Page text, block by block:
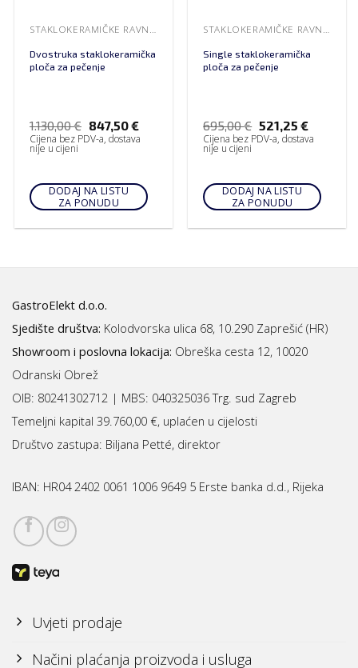
Dvostruka staklokeramička
ploča za pečenje
1.130,00€ 847,50€
Cijena bez PDV-a, dostava
nije u cijeni
DODAJ NA LISTU
ZA PONUDU
Single staklokeramička
ploča za pečenje
695,00€ 521,25 €
Cijena bez PDV-a, dostava
nije u cijeni
DODAJ NA LISTU
ZA PONUDU
GastroElekt d.o.o.
Sjedište društva: Kolodvorska ulica 68, 10.290 Zaprešić (HR)
Showroom i poslovna lokacija: Obreška cesta 12, 10020
Odranski Obrež
OIB: 80241302712 | MBS: 040325036 Trg. sud Zagreb
Temeljni kapital 39.760,00 €, uplaćen u cijelosti
Društvo zastupa: Biljana Petté, direktor
IBAN: HR04 2402 0061 1006 9649 5 Erste banka d.d., Rijeka
Uvjeti prodaje
Načini plaćanja proizvoda i usluga